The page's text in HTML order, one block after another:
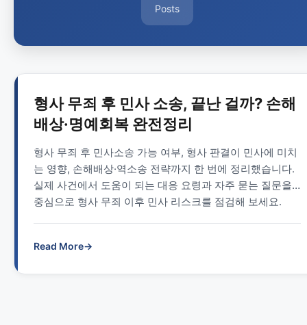
Posts
형사 무죄 후 민사 소송, 끝난 걸까? 손해
배상·명예회복 완전정리
형사 무죄 후 민사소송 가능 여부, 형사 판결이 민사에 미치
는 영향, 손해배상·역소송 전략까지 한 번에 정리했습니다.
실제 사건에서 도움이 되는 대응 요령과 자주 묻는 질문을
중심으로 형사 무죄 이후 민사 리스크를 점검해 보세요.
Read More→